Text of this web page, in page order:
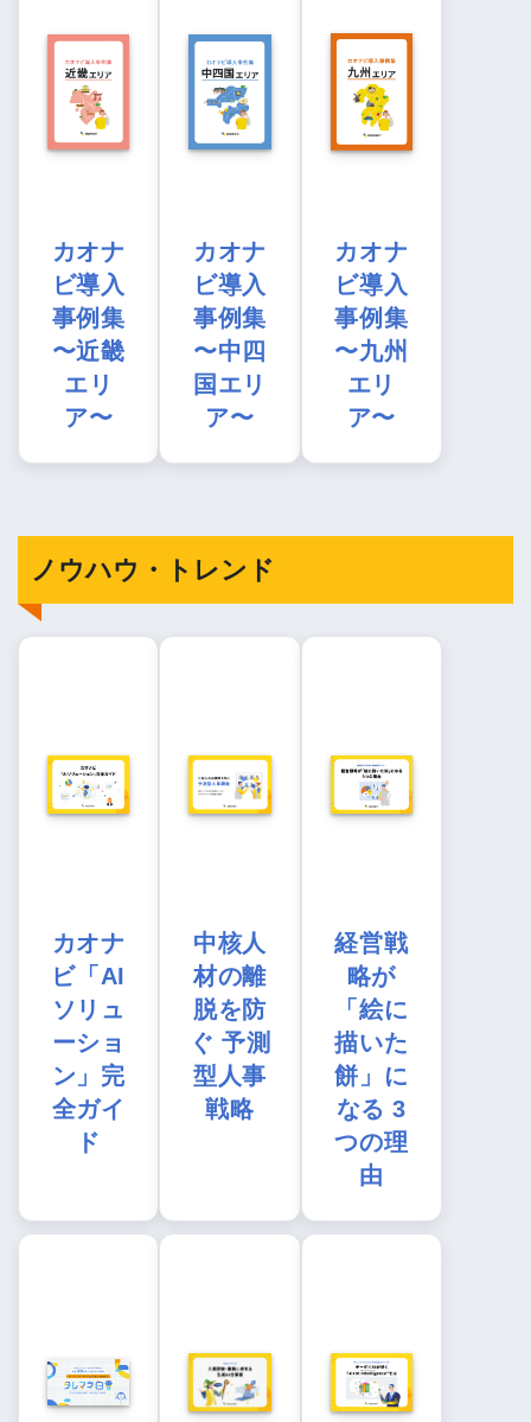
カオナ
ビ導入
事例集
〜近畿
エリ
ア〜
カオナ
ビ導入
事例集
〜中四
国エリ
ア〜
カオナ
ビ導入
事例集
〜九州
エリ
ア〜
ノウハウ・トレンド
カオナ
ビ「AI
ソリュ
ーショ
ン」完
全ガイ
ド
中核人
材の離
脱を防
ぐ 予測
型人事
戦略
経営戦
略が
「絵に
描いた
餅」に
なる 3
つの理
由